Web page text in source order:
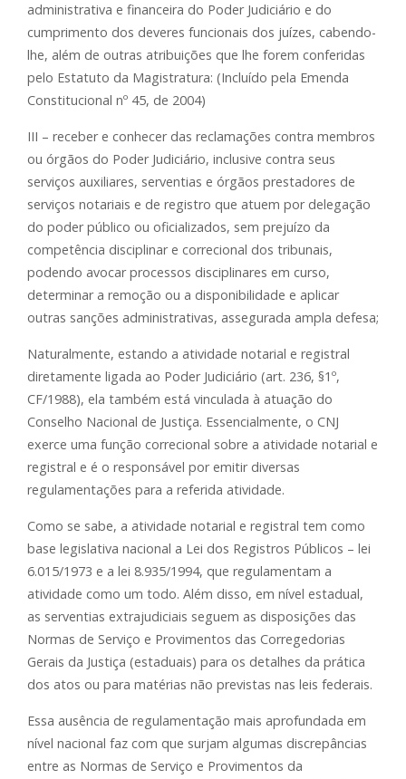
administrativa e financeira do Poder Judiciário e do
cumprimento dos deveres funcionais dos juízes, cabendo-
lhe, além de outras atribuições que lhe forem conferidas
pelo Estatuto da Magistratura: (Incluído pela Emenda
Constitucional nº 45, de 2004)
III – receber e conhecer das reclamações contra membros
ou órgãos do Poder Judiciário, inclusive contra seus
serviços auxiliares, serventias e órgãos prestadores de
serviços notariais e de registro que atuem por delegação
do poder público ou oficializados, sem prejuízo da
competência disciplinar e correcional dos tribunais,
podendo avocar processos disciplinares em curso,
determinar a remoção ou a disponibilidade e aplicar
outras sanções administrativas, assegurada ampla defesa;
Naturalmente, estando a atividade notarial e registral
diretamente ligada ao Poder Judiciário (art. 236, §1º,
CF/1988), ela também está vinculada à atuação do
Conselho Nacional de Justiça. Essencialmente, o CNJ
exerce uma função correcional sobre a atividade notarial e
registral e é o responsável por emitir diversas
regulamentações para a referida atividade.
Como se sabe, a atividade notarial e registral tem como
base legislativa nacional a Lei dos Registros Públicos – lei
6.015/1973 e a lei 8.935/1994, que regulamentam a
atividade como um todo. Além disso, em nível estadual,
as serventias extrajudiciais seguem as disposições das
Normas de Serviço e Provimentos das Corregedorias
Gerais da Justiça (estaduais) para os detalhes da prática
dos atos ou para matérias não previstas nas leis federais.
Essa ausência de regulamentação mais aprofundada em
nível nacional faz com que surjam algumas discrepâncias
entre as Normas de Serviço e Provimentos da